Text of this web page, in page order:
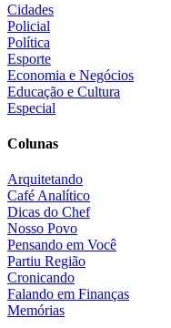
Cidades
Policial
Política
Esporte
Economia e Negócios
Educação e Cultura
Especial
Colunas
Arquitetando
Café Analítico
Dicas do Chef
Nosso Povo
Pensando em Você
Partiu Região
Cronicando
Falando em Finanças
Memórias